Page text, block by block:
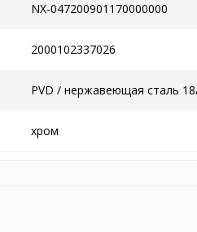
NX-047200901170000000
2000102337026
PVD / нержавеющая сталь
хром